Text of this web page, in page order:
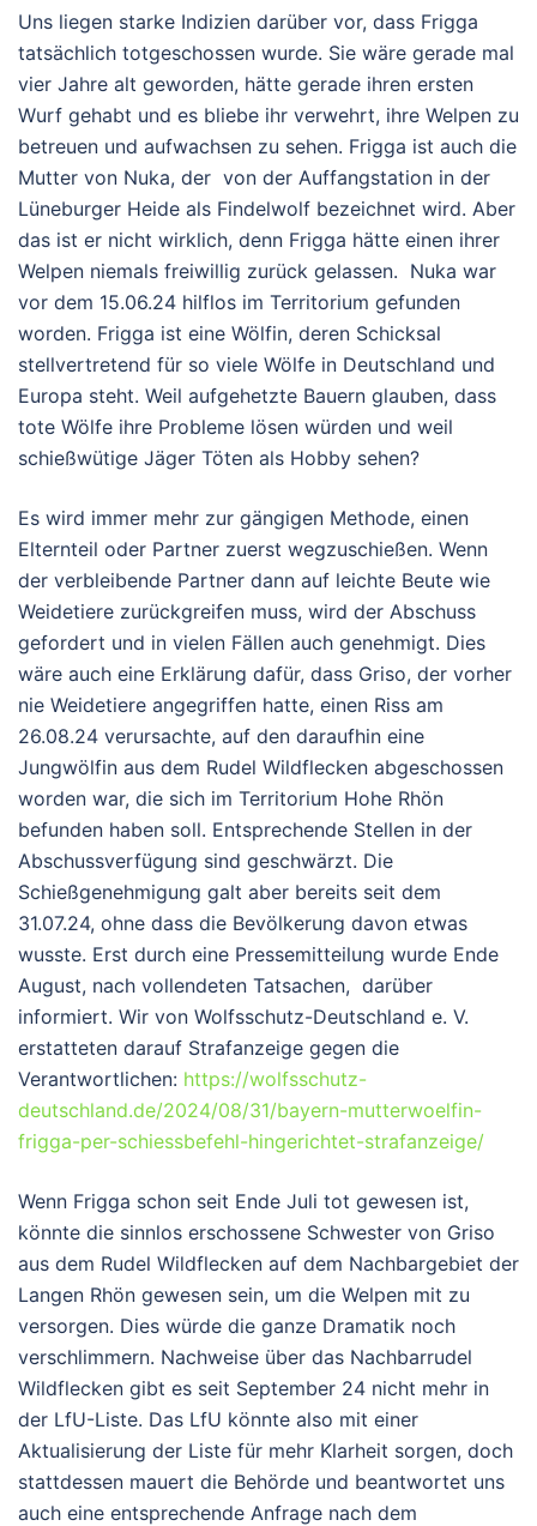
Uns liegen starke Indizien darüber vor, dass Frigga
tatsächlich totgeschossen wurde. Sie wäre gerade mal
vier Jahre alt geworden, hätte gerade ihren ersten
Wurf gehabt und es bliebe ihr verwehrt, ihre Welpen zu
betreuen und aufwachsen zu sehen. Frigga ist auch die
Mutter von Nuka, der von der Auffangstation in der
Lüneburger Heide als Findelwolf bezeichnet wird. Aber
das ist er nicht wirklich, denn Frigga hätte einen ihrer
Welpen niemals freiwillig zurück gelassen. Nuka war
vor dem 15.06.24 hilflos im Territorium gefunden
worden. Frigga ist eine Wölfin, deren Schicksal
stellvertretend für so viele Wölfe in Deutschland und
Europa steht. Weil aufgehetzte Bauern glauben, dass
tote Wölfe ihre Probleme lösen würden und weil
schießwütige Jäger Töten als Hobby sehen?
Es wird immer mehr zur gängigen Methode, einen
Elternteil oder Partner zuerst wegzuschießen. Wenn
der verbleibende Partner dann auf leichte Beute wie
Weidetiere zurückgreifen muss, wird der Abschuss
gefordert und in vielen Fällen auch genehmigt. Dies
wäre auch eine Erklärung dafür, dass Griso, der vorher
nie Weidetiere angegriffen hatte, einen Riss am
26.08.24 verursachte, auf den daraufhin eine
Jungwölfin aus dem Rudel Wildflecken abgeschossen
worden war, die sich im Territorium Hohe Rhön
befunden haben soll. Entsprechende Stellen in der
Abschussverfügung sind geschwärzt. Die
Schießgenehmigung galt aber bereits seit dem
31.07.24, ohne dass die Bevölkerung davon etwas
wusste. Erst durch eine Pressemitteilung wurde Ende
August, nach vollendeten Tatsachen, darüber
informiert. Wir von Wolfsschutz-Deutschland e. V.
erstatteten darauf Strafanzeige gegen die
Verantwortlichen: https://wolfsschutz-
deutschland.de/2024/08/31/bayern-mutterwoelfin-
frigga-per-schiessbefehl-hingerichtet-strafanzeige/
Wenn Frigga schon seit Ende Juli tot gewesen ist,
könnte die sinnlos erschossene Schwester von Griso
aus dem Rudel Wildflecken auf dem Nachbargebiet der
Langen Rhön gewesen sein, um die Welpen mit zu
versorgen. Dies würde die ganze Dramatik noch
verschlimmern. Nachweise über das Nachbarrudel
Wildflecken gibt es seit September 24 nicht mehr in
der LfU-Liste. Das LfU könnte also mit einer
Aktualisierung der Liste für mehr Klarheit sorgen, doch
stattdessen mauert die Behörde und beantwortet uns
auch eine entsprechende Anfrage nach dem